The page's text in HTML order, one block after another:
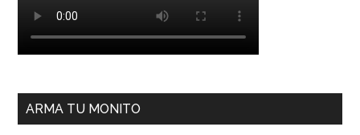
ARMA TU MONITO